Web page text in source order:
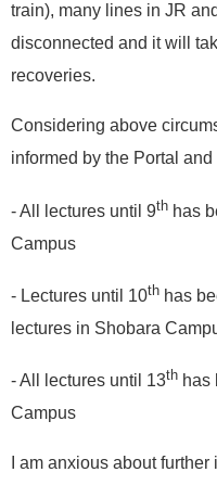
train), many lines in JR
disconnected and it will
recoveries.
Considering above
informed by the Portal
- All lectures until 9th has
Campus
- Lectures until 10th has
lectures in Shobara
- All lectures until 13th has
Campus
I am anxious about